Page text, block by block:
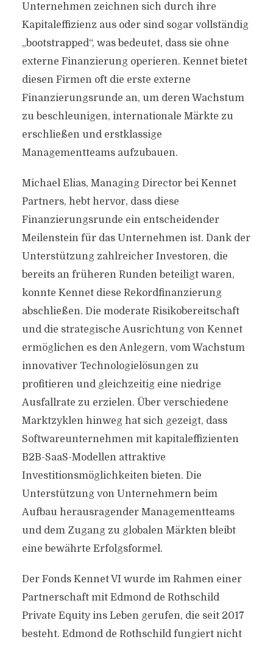
Unternehmen zeichnen sich durch ihre
Kapitaleffizienz aus oder sind sogar vollständig
„bootstrapped“, was bedeutet, dass sie ohne
externe Finanzierung operieren. Kennet bietet
diesen Firmen oft die erste externe
Finanzierungsrunde an, um deren Wachstum
zu beschleunigen, internationale Märkte zu
erschließen und erstklassige
Managementteams aufzubauen.
Michael Elias, Managing Director bei Kennet
Partners, hebt hervor, dass diese
Finanzierungsrunde ein entscheidender
Meilenstein für das Unternehmen ist. Dank der
Unterstützung zahlreicher Investoren, die
bereits an früheren Runden beteiligt waren,
konnte Kennet diese Rekordfinanzierung
abschließen. Die moderate Risikobereitschaft
und die strategische Ausrichtung von Kennet
ermöglichen es den Anlegern, vom Wachstum
innovativer Technologielösungen zu
profitieren und gleichzeitig eine niedrige
Ausfallrate zu erzielen. Über verschiedene
Marktzyklen hinweg hat sich gezeigt, dass
Softwareunternehmen mit kapitaleffizienten
B2B-SaaS-Modellen attraktive
Investitionsmöglichkeiten bieten. Die
Unterstützung von Unternehmern beim
Aufbau herausragender Managementteams
und dem Zugang zu globalen Märkten bleibt
eine bewährte Erfolgsformel.
Der Fonds Kennet VI wurde im Rahmen einer
Partnerschaft mit Edmond de Rothschild
Private Equity ins Leben gerufen, die seit 2017
besteht. Edmond de Rothschild fungiert nicht